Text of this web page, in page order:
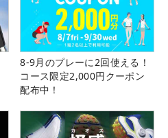
8-9月のプレーに2回使える！
コース限定2,000円クーポン
配布中！